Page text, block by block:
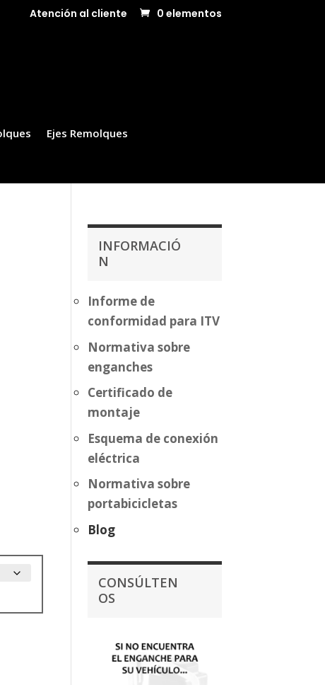
Atención al cliente 0 elementos
Ejes Remolques
INFORMACIÓ
N
Informe de
conformidad para ITV
Normativa sobre
enganches
Certificado de
montaje
Esquema de conexión
eléctrica
Normativa sobre
portabicicletas
Blog
CONSÚLTEN
OS